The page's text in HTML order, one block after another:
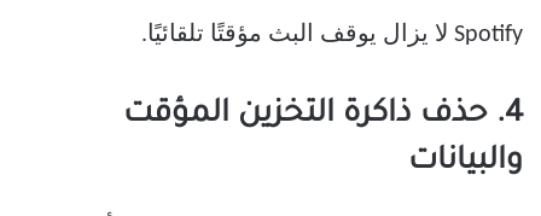
Spotify لا يزال يوقف البث مؤقتًا تلقائيًا.
4. حذف ذاكرة التخزين المؤقت
والبيانات